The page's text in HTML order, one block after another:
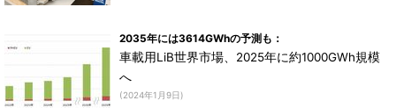
2035年には3614GWhの予測も：
車載用LiB世界市場、2025年に約1000GWh規模
へ
(2024年1月9日)